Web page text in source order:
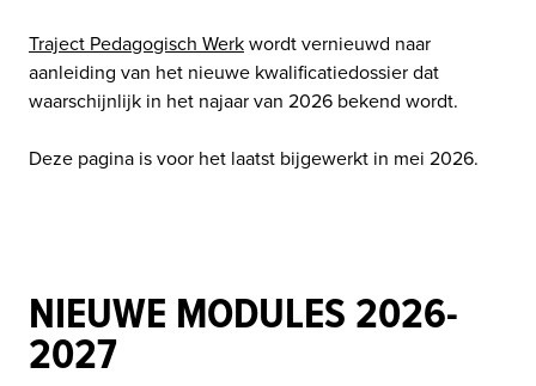
Traject Pedagogisch Werk wordt vernieuwd naar
aanleiding van het nieuwe kwalificatiedossier dat
Deze pagina is voor het laatst bijgewerkt in mei 2026.
NIEUWE MODULES 2026-
2027